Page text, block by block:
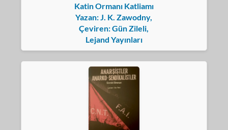
Katin Ormanı Katliamı
Yazan: J. K. Zawodny,
Çeviren: Gün Zileli,
Lejand Yayınları